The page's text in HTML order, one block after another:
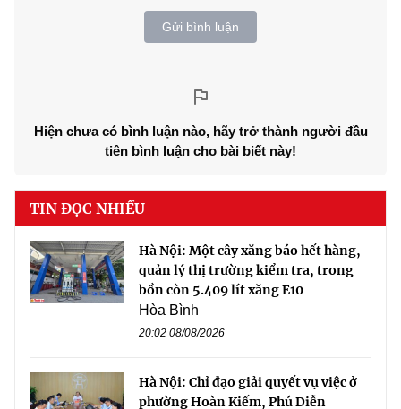
Gửi bình luận
Hiện chưa có bình luận nào, hãy trở thành người đầu
tiên bình luận cho bài biết này!
TIN ĐỌC NHIỀU
Hà Nội: Một cây xăng báo hết hàng,
quản lý thị trường kiểm tra, trong
bồn còn 5.409 lít xăng E10
Hòa Bình
20:02 08/08/2026
Hà Nội: Chỉ đạo giải quyết vụ việc ở
phường Hoàn Kiếm, Phú Diễn